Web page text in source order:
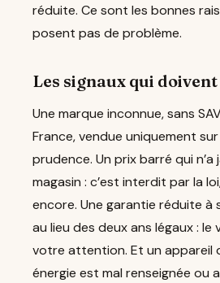
réduite. Ce sont les bonnes
posent pas de problème.
Les signaux qui
Une marque inconnue, sans
France, vendue uniquement
prudence. Un prix barré qui n’a
magasin : c’est interdit par la
encore. Une garantie réduite à
au lieu des deux ans légaux :
votre attention. Et un appareil
énergie est mal renseignée ou